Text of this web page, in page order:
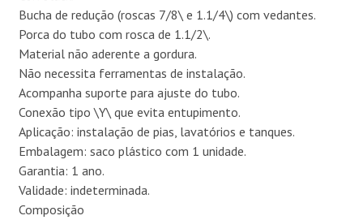
Bucha de redução (roscas 7/8\ e 1.1/4\) com vedantes.
Porca do tubo com rosca de 1.1/2\.
Material não aderente a gordura.
Não necessita ferramentas de instalação.
Acompanha suporte para ajuste do tubo.
Conexão tipo \Y\ que evita entupimento.
Aplicação: instalação de pias, lavatórios e tanques.
Embalagem: saco plástico com 1 unidade.
Garantia: 1 ano.
Validade: indeterminada.
Composição